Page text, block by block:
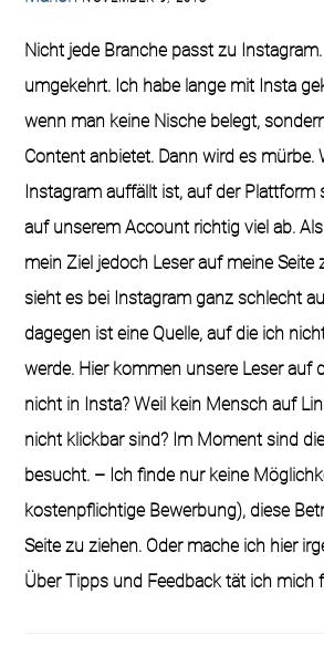
Nicht jede Branche passt zu
umgekehrt. Ich habe lange mit Insta
wenn man keine Nische belegt,
Content anbietet. Dann wird es mürbe.
Instagram auffällt ist, auf der Plattform
auf unserem Account richtig viel ab.
mein Ziel jedoch Leser auf meine Seite
sieht es bei Instagram ganz schlecht
dagegen ist eine Quelle, auf die ich
werde. Hier kommen unsere Leser auf
nicht in Insta? Weil kein Mensch auf
nicht klickbar sind? Im Moment sind
besucht. – Ich finde nur keine
kostenpflichtige Bewerbung), diese
Seite zu ziehen. Oder mache ich hier
Über Tipps und Feedback tät ich mich